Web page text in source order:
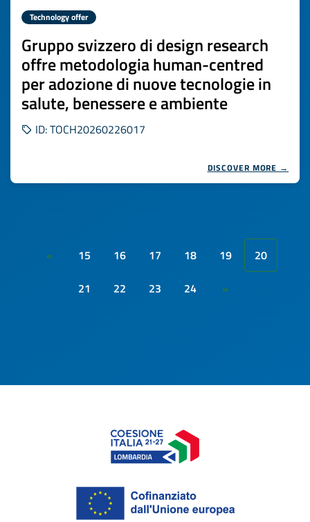
Technology offer
Gruppo svizzero di design research
offre metodologia human-centred
per adozione di nuove tecnologie in
salute, benessere e ambiente
ID: TOCH20260226017
DISCOVER MORE →
« 15 16 17 18 19
20
21
22 23 24 »